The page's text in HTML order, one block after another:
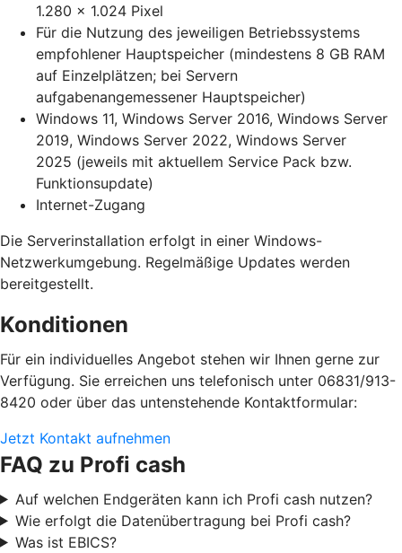
1.280 x 1.024 Pixel
Für die Nutzung des jeweiligen Betriebssystems
empfohlener Hauptspeicher (mindestens 8 GB RAM
auf Einzelplätzen; bei Servern
aufgabenangemessener Hauptspeicher)
Windows 11, Windows Server 2016, Windows Server
2019, Windows Server 2022, Windows Server
2025 (jeweils mit aktuellem Service Pack bzw.
Funktionsupdate)
Internet-Zugang
Die Serverinstallation erfolgt in einer Windows-
Netzwerkumgebung. Regelmäßige Updates werden
bereitgestellt.
Konditionen
Für ein individuelles Angebot stehen wir Ihnen gerne zur
Verfügung. Sie erreichen uns telefonisch unter 06831/913-
8420 oder über das untenstehende Kontaktformular:
Jetzt Kontakt aufnehmen
FAQ zu Profi cash
Auf welchen Endgeräten kann ich Profi cash nutzen?
Wie erfolgt die Datenübertragung bei Profi cash?
Was ist EBICS?